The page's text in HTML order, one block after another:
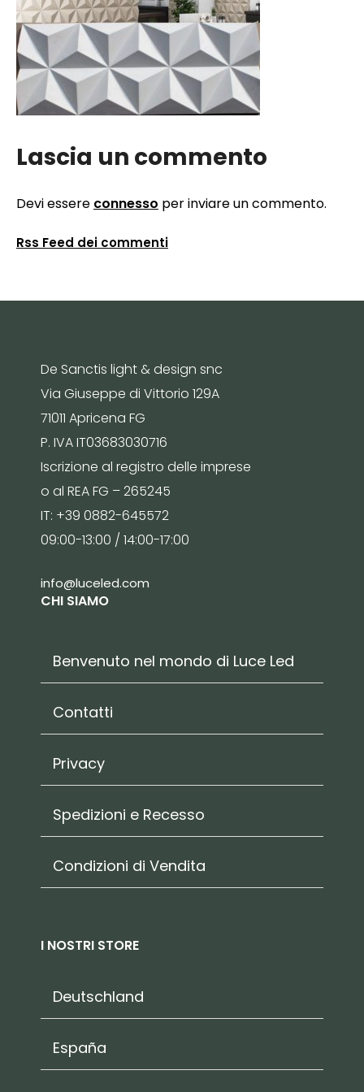
Lascia un commento
Devi essere connesso per inviare un commento.
Rss Feed dei commenti
De Sanctis light & design snc
Via Giuseppe di Vittorio 129A
71011 Apricena FG
P. IVA IT03683030716
Iscrizione al registro delle imprese
o al REA FG – 265245
IT: +39 0882-645572
09:00-13:00 / 14:00-17:00
info@luceled.com
CHI SIAMO
Benvenuto nel mondo di Luce Led
Contatti
Privacy
Spedizioni e Recesso
Condizioni di Vendita
I NOSTRI STORE
Deutschland
España